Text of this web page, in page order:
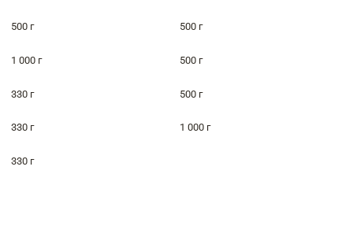
500 г 500 г
1 000 г 500 г
330 г 500 г
330 г 1 000 г
330 г